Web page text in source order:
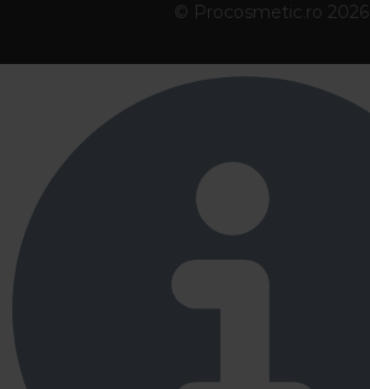
© Procosmetic.ro 2026